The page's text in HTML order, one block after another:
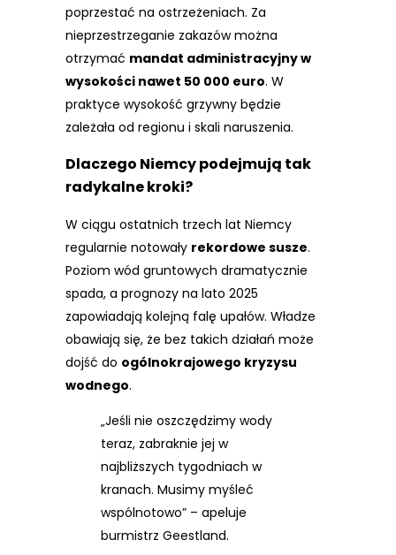
poprzestać na ostrzeżeniach. Za
nieprzestrzeganie zakazów można
otrzymać mandat administracyjny w
wysokości nawet 50 000 euro. W
praktyce wysokość grzywny będzie
zależała od regionu i skali naruszenia.
Dlaczego Niemcy podejmują tak
radykalne kroki?
W ciągu ostatnich trzech lat Niemcy
regularnie notowały rekordowe susze.
Poziom wód gruntowych dramatycznie
spada, a prognozy na lato 2025
zapowiadają kolejną falę upałów. Władze
obawiają się, że bez takich działań może
dojść do ogólnokrajowego kryzysu
wodnego.
„Jeśli nie oszczędzimy wody
teraz, zabraknie jej w
najbliższych tygodniach w
kranach. Musimy myśleć
wspólnotowo” – apeluje
burmistrz Geestland.